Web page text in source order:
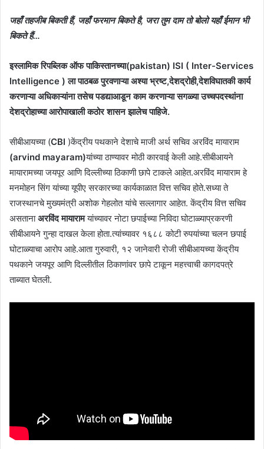
जहाँ तहजीब बिकती हैं, जहाँ फरमान बिकते है, जरा तुम दाम तो बोलो यहाँ ईमान भी
बिकते हैं…
इस्लामिक रिपब्लिक ऑफ पाकिस्तानच्या(pakistan) ISI ( Inter-Services
Intelligence ) ला पाठबळ पुरवणाऱ्या अश्या भ्रष्ट,देशद्रोही,देशविघातकी कार्य
करणाऱ्या अधिकाऱ्यांना तसेच पडद्याआडून काम करणाऱ्या सगळ्या उच्चपदस्थांना
देशद्रोहाच्या आरोपाखाली कठोर शासन झालेच पाहिजे.
सीबीआयच्या (CBI )केंद्रीय पथकाने देशाचे माजी अर्थ सचिव अरविंद मायाराम
(arvind mayaram)यांच्या ठाण्यावर मोठी कारवाई केली आहे.सीबीआयने
मायारामच्या जयपूर आणि दिल्लीच्या ठिकाणी छापे टाकले आहेत.अरविंद मायाराम हे
मनमोहन सिंग यांच्या यूपीए सरकारच्या कार्यकाळात वित्त सचिव होते.सध्या ते
राजस्थानचे मुख्यमंत्री अशोक गेहलोत यांचे सल्लागार आहेत. केंद्रीय वित्त सचिव
असतानाअरविंद मायारामयांच्यावर नोटा छपाईच्या निविदा घोटाळ्याप्रकरणी
सीबीआयने गुन्हा दाखल केला होता.त्यांच्यावर १६८८ कोटी रुपयांच्या चलन छपाई
घोटाळ्याचा आरोप आहे.आता गुरुवारी, १२ जानेवारी रोजी सीबीआयच्या केंद्रीय
पथकाने जयपूर आणि दिल्लीतील ठिकाणांवर छापे टाकून महत्त्वाची कागदपत्रे
ताब्यात घेतली.